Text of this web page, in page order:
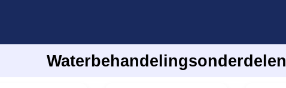
Waterbehandelingsonderdelen